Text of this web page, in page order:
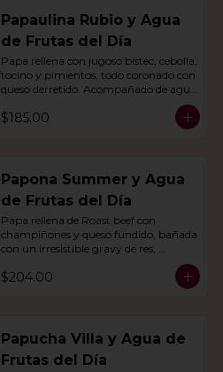
Papaulina Rubio y Agua
de Frutas del Día
Papa rellena con jugoso bistec, cebolla,
tocino y pimientos, todo coronado con
queso derretido. Acompañado de agua
$185.00
Papona Summer y Agua
de Frutas del Día
Papa rellena de Roast beef con
champiñones y queso fundido, bañada
con un irresistible gravy de res,
$204.00
Papucha Villa y Agua de
Frutas del Día